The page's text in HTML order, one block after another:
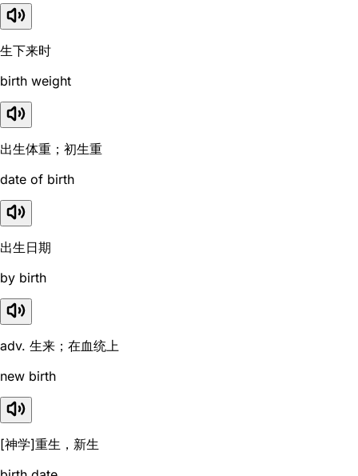
生下来时
birth weight
出生体重；初生重
date of birth
出生日期
by birth
adv. 生来；在血统上
new birth
[神学]重生，新生